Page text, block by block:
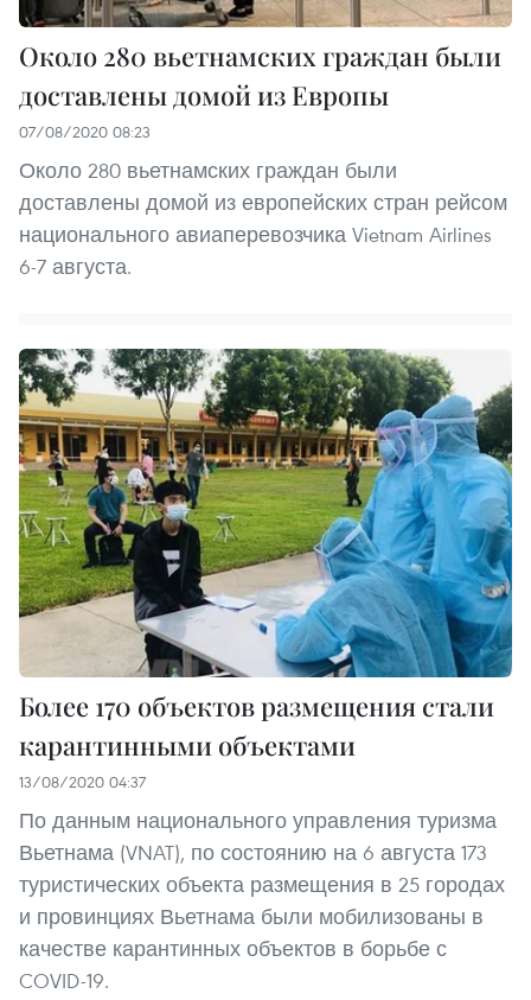
Около 280 вьетнамских граждан были
доставлены домой из Европы
07/08/2020 08:23
Около 280 вьетнамских граждан были
доставлены домой из европейских стран рейсом
национального авиаперевозчика Vietnam Airlines
6-7 августа.
Более 170 объектов размещения стали
карантинными объектами
13/08/2020 04:37
По данным национального управления туризма
Вьетнама (VNAT), по состоянию на 6 августа 173
туристических объекта размещения в 25 городах
и провинциях Вьетнама были мобилизованы в
качестве карантинных объектов в борьбе с
COVID-19.